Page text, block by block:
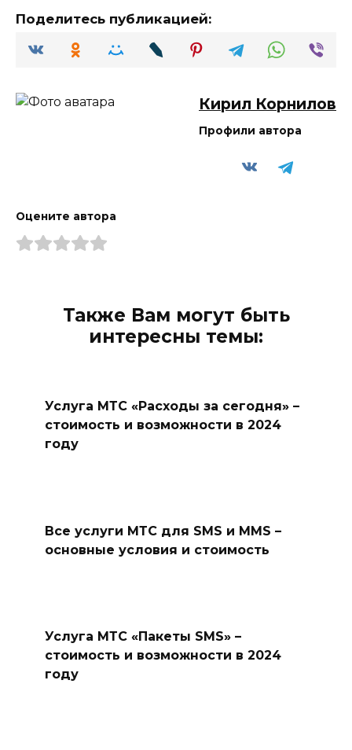
Поделитесь публикацией:
Кирил Корнилов
Профили автора
Оцените автора
Также Вам могут быть
интересны темы:
Услуга МТС «Расходы за сегодня» –
стоимость и возможности в 2024
году
Все услуги МТС для SMS и MMS –
основные условия и стоимость
Услуга МТС «Пакеты SMS» –
стоимость и возможности в 2024
году